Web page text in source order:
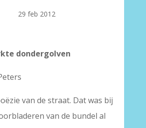
29 feb 2012
dondergolven
van de straat. Dat was bij
van de bundel al